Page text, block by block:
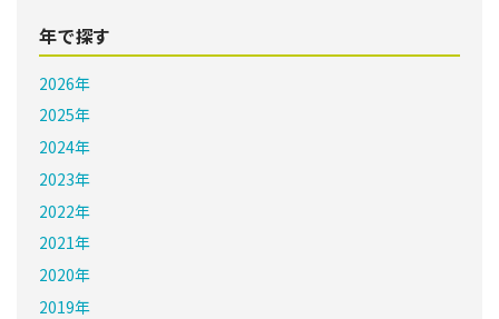
年で探す
2026年
2025年
2024年
2023年
2022年
2021年
2020年
2019年